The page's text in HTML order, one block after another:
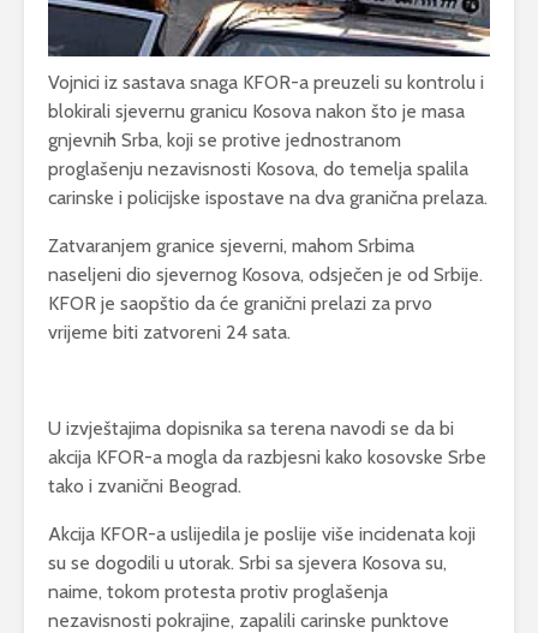
Vojnici iz sastava snaga KFOR-a preuzeli su kontrolu i
blokirali sjevernu granicu Kosova nakon što je masa
gnjevnih Srba, koji se protive jednostranom
proglašenju nezavisnosti Kosova, do temelja spalila
carinske i policijske ispostave na dva granična prelaza.
Zatvaranjem granice sjeverni, mahom Srbima
naseljeni dio sjevernog Kosova, odsječen je od Srbije.
KFOR je saopštio da će granični prelazi za prvo
vrijeme biti zatvoreni 24 sata.
U izvještajima dopisnika sa terena navodi se da bi
akcija KFOR-a mogla da razbjesni kako kosovske Srbe
tako i zvanični Beograd.
Akcija KFOR-a uslijedila je poslije više incidenata koji
su se dogodili u utorak. Srbi sa sjevera Kosova su,
naime, tokom protesta protiv proglašenja
nezavisnosti pokrajine, zapalili carinske punktove